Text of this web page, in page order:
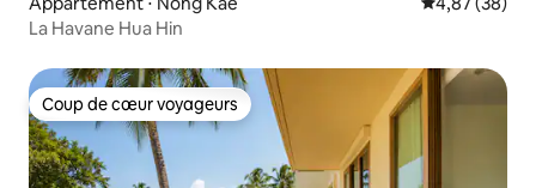
La Havane Hua Hin
Coup de cœur voyageurs
Coup de cœur voyageurs